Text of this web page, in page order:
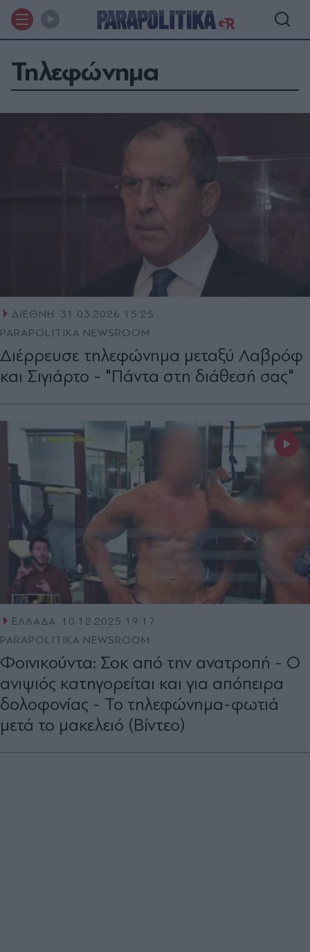
Τηλεφώνημα
ΔΙΕΘΝΗ
31.03.2026 15:25
PARAPOLITIKA NEWSROOM
Διέρρευσε τηλεφώνημα μεταξύ Λαβρόφ
και Σιγιάρτο - "Πάντα στη διάθεσή σας"
ΕΛΛΑΔΑ 10.12.2025 19:17
PARAPOLITIKA NEWSROOM
Φοινικούντα: Σοκ από την ανατροπή - Ο
ανιψιός κατηγορείται και για απόπειρα
δολοφονίας - Το τηλεφώνημα-φωτιά
μετά το μακελειό (Βίντεο)